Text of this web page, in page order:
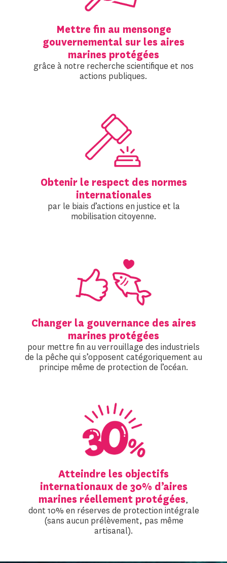
Mettre fin au mensonge
gouvernemental sur les aires
marines protégées
grâce à notre recherche scientifique et nos
actions publiques.
Obtenir le respect des normes
internationales
par le biais d’actions en justice et la
mobilisation citoyenne.
Changer la gouvernance des aires
marines protégées
pour mettre fin au verrouillage des industriels
de la pêche qui s’opposent catégoriquement au
principe même de protection de l’océan.
Atteindre les objectifs
internationaux de 30% d’aires
marines réellement protégées,
dont 10% en réserves de protection intégrale
(sans aucun prélèvement, pas même
artisanal).